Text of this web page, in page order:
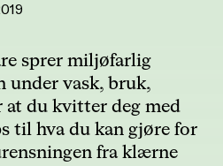
sprer miljøfarlig
under vask, bruk,
du kvitter deg med
til hva du kan gjøre for
fra klærne